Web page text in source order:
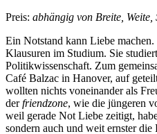
Preis: abhängig von Breite,
Ein Notstand kann Liebe
Klausuren im Studium. Sie
Politikwissenschaft. Zum
Café Balzac in Hanover, auf
wollten nichts voneinander als
derfriendzone, wie die jüngeren
weil gerade Not Liebe zeitigt,
sondern auch und weit ernster